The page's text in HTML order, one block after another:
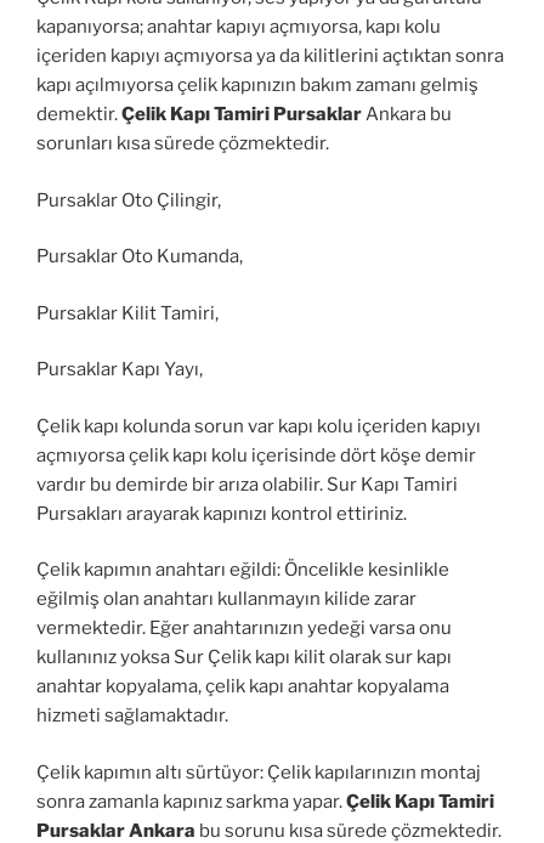
kapanıyorsa; anahtar kapıyı açmıyorsa, kapı kolu
içeriden kapıyı açmıyorsa ya da kilitlerini açtıktan sonra
kapı açılmıyorsa çelik kapınızın bakım zamanı gelmiş
demektir.Çelik Kapı Tamiri PursaklarAnkara bu
sorunları kısa sürede çözmektedir.
Pursaklar Oto Çilingir,
Pursaklar Oto Kumanda,
Pursaklar Kilit Tamiri,
Pursaklar Kapı Yayı,
Çelik kapı kolunda sorun var kapı kolu içeriden kapıyı
açmıyorsa çelik kapı kolu içerisinde dört köşe demir
vardır bu demirde bir arıza olabilir. Sur Kapı Tamiri
Pursakları arayarak kapınızı kontrol ettiriniz.
Çelik kapımın anahtarı eğildi: Öncelikle kesinlikle
eğilmiş olan anahtarı kullanmayın kilide zarar
vermektedir. Eğer anahtarınızın yedeği varsa onu
kullanınız yoksa Sur Çelik kapı kilit olarak sur kapı
anahtar kopyalama, çelik kapı anahtar kopyalama
hizmeti sağlamaktadır.
Çelik kapımın altı sürtüyor: Çelik kapılarınızın montaj
sonra zamanla kapınız sarkma yapar.Çelik Kapı Tamiri
Pursaklar Ankara bu sorunu kısa sürede çözmektedir.